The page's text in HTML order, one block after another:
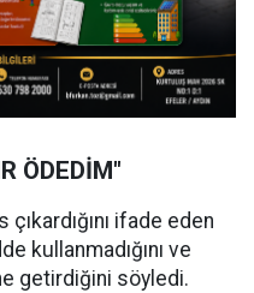
ÖDEDİM"
ifade eden
kullanmadığını ve
getirdiğini söyledi.